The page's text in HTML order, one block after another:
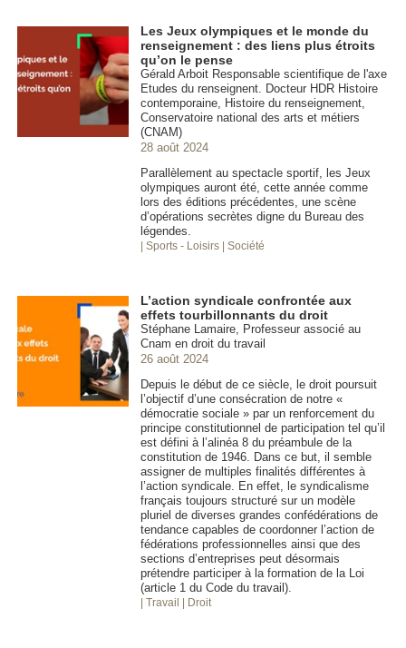
Les Jeux olympiques et le monde du
renseignement : des liens plus étroits
qu’on le pense
Gérald Arboit Responsable scientifique de l'axe
Etudes du renseignent. Docteur HDR Histoire
contemporaine, Histoire du renseignement,
Conservatoire national des arts et métiers
(CNAM)
28 août 2024
Parallèlement au spectacle sportif, les Jeux
olympiques auront été, cette année comme
lors des éditions précédentes, une scène
d’opérations secrètes digne du Bureau des
légendes.
| Sports - Loisirs | Société
L’action syndicale confrontée aux
effets tourbillonnants du droit
Stéphane Lamaire, Professeur associé au
Cnam en droit du travail
26 août 2024
Depuis le début de ce siècle, le droit poursuit
l’objectif d’une consécration de notre «
démocratie sociale » par un renforcement du
principe constitutionnel de participation tel qu’il
est défini à l’alinéa 8 du préambule de la
constitution de 1946. Dans ce but, il semble
assigner de multiples finalités différentes à
l’action syndicale. En effet, le syndicalisme
français toujours structuré sur un modèle
pluriel de diverses grandes confédérations de
tendance capables de coordonner l’action de
fédérations professionnelles ainsi que des
sections d’entreprises peut désormais
prétendre participer à la formation de la Loi
(article 1 du Code du travail).
| Travail | Droit